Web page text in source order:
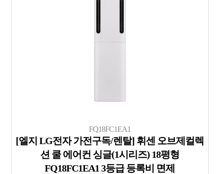
FQ18FC1EA1
[엘지 LG전자 가전구독/렌탈] 휘센 오브제컬렉
션 쿨 에어컨 싱글(1시리즈) 18평형
FQ18FC1EA1 3등급 등록비 면제